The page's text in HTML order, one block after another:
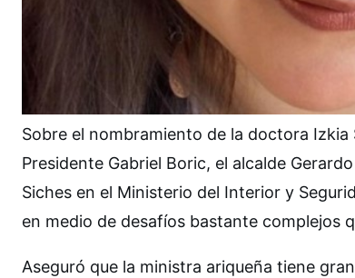
Sobre el nombramiento de la doctora
Presidente Gabriel Boric, el alcalde
Siches en el Ministerio del Interior y
en medio de desafíos bastante complejos
Aseguró que la ministra ariqueña tiene